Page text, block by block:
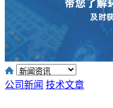
公司新闻 技术文章